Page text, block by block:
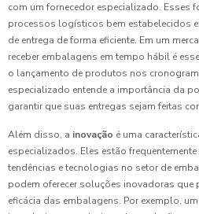
com um fornecedor especializado. Esses
processos logísticos bem estabelecidos
de entrega de forma eficiente. Em um
receber embalagens em tempo hábil é
o lançamento de produtos nos
especializado entende a importância da
garantir que suas entregas sejam feitas
Além disso, a inovação é uma
especializados. Eles estão
tendências e tecnologias no setor de
podem oferecer soluções inovadoras que
eficácia das embalagens. Por exemplo,